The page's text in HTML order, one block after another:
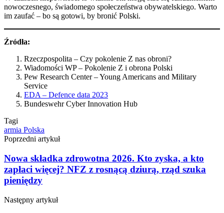
nowoczesnego, świadomego społeczeństwa obywatelskiego. Warto
im zaufać – bo są gotowi, by bronić Polski.
Źródła:
Rzeczpospolita – Czy pokolenie Z nas obroni?
Wiadomości WP – Pokolenie Z i obrona Polski
Pew Research Center – Young Americans and Military
Service
EDA – Defence data 2023
Bundeswehr Cyber Innovation Hub
Tagi
armia Polska
Poprzedni artykuł
Nowa składka zdrowotna 2026. Kto zyska, a kto
zapłaci więcej? NFZ z rosnącą dziurą, rząd szuka
pieniędzy
Następny artykuł